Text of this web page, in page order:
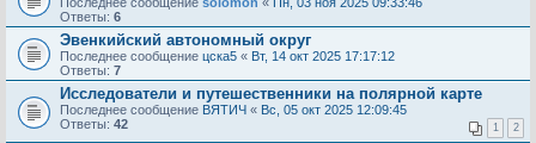
Ответы: 6
Эвенкийский автономный округ
Последнее сообщение цска5 « Вт, 14 окт 2025 17:17:12
Ответы: 7
Исследователи и путешественники на полярной карте
Последнее сообщение ВЯТИЧ « Вс, 05 окт 2025 12:09:45
Ответы: 42 1 2